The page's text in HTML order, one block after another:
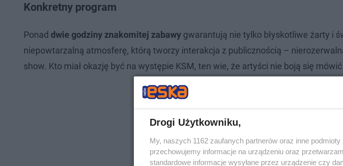
Konkretny program
Ponad dwie godziny znakomitej zabawy gwarantują nie tylko błyskotliwe żarty i
niepowtarzalną atmosferę, którą tworzy interakcja z publicznością –
show. Kto miał okazję być na występie KSM, ten wie, że artyści nie boją się
Drogi Użytkowniku,
My, naszych 1162 zaufanych partnerów oraz inne
przechowujemy informacje na urządzeniu oraz
standardowe informacje wysyłane przez urządzenie czy